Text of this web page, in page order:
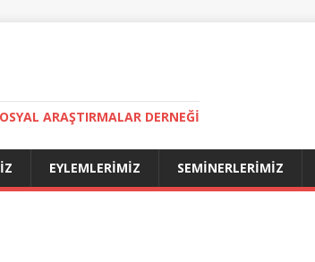
ARAŞTIRMALAR DERNEĞI
EYLEMLERIMIZ SEMINERLERIMIZ